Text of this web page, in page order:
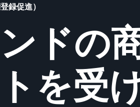
売手数料
数料を確認
を確認
配送
柔軟に対応
ス (MFC)
FBAで出荷
適正化
可能な無料Amazonセラーア
ート
する無料の学習プログラム
例を紹介
ル
とに解説
録促進）
ドの
を受